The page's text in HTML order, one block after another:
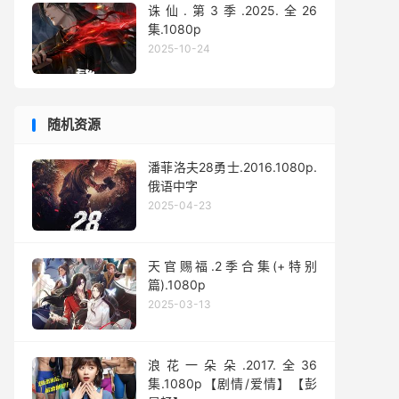
诛仙.第3季.2025.全26
集.1080p
2025-10-24
随机资源
潘菲洛夫28勇士.2016.1080p.
俄语中字
2025-04-23
天官赐福.2季合集(+特别
篇).1080p
2025-03-13
浪花一朵朵.2017.全36
集.1080p【剧情/爱情】【彭